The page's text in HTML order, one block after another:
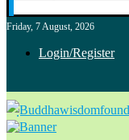
Friday, 7 August, 2026
Login/Register